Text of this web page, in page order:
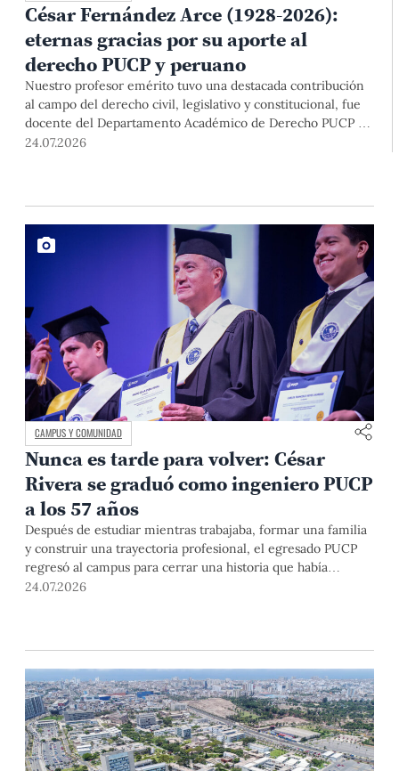
César Fernández Arce (1928-2026):
eternas gracias por su aporte al
derecho PUCP y peruano
Nuestro profesor emérito tuvo una destacada contribución
al campo del derecho civil, legislativo y constitucional, fue
docente del Departamento Académico de Derecho PUCP y
magistrado del Poder Judicial durante más de treinta años,
24.07.2026
CAMPUS Y COMUNIDAD
Nunca es tarde para volver: César
Rivera se graduó como ingeniero PUCP
a los 57 años
Después de estudiar mientras trabajaba, formar una familia
y construir una trayectoria profesional, el egresado PUCP
regresó al campus para cerrar una historia que había
comenzado casi cuatro décadas atrás. En la ceremonia
24.07.2026